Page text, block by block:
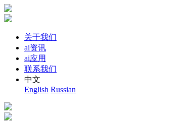
关于我们
ai资讯
ai应用
联系我们
中文
English Russian